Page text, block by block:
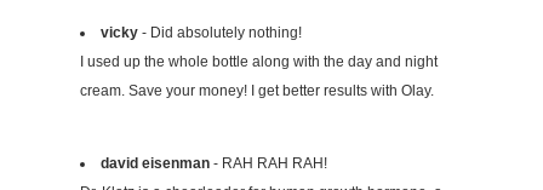
vicky - Did absolutely nothing!
I used up the whole bottle along with the day and night
cream. Save your money! I get better results with Olay.
david eisenman - RAH RAH RAH!